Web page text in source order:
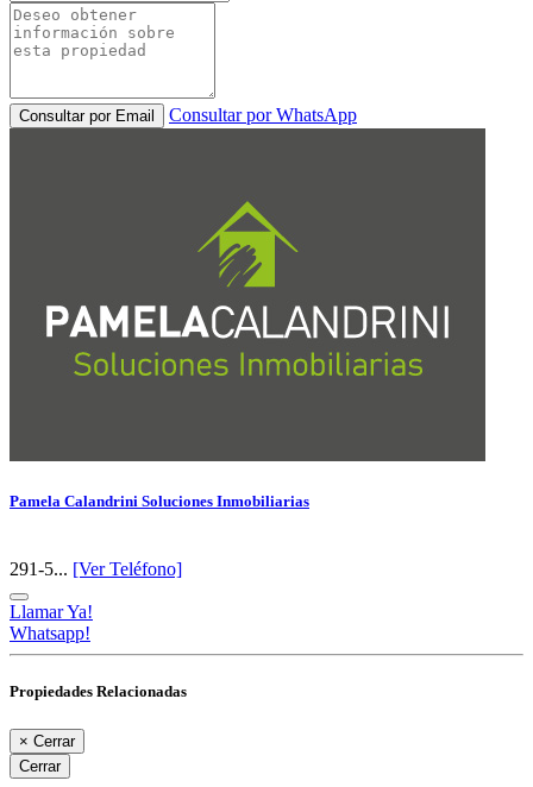
Consultar por Email Consultar por WhatsApp
Pamela Calandrini Soluciones Inmobiliarias
291-5... [Ver Teléfono]
Llamar Ya!
Whatsapp!
Propiedades Relacionadas
× Cerrar
Cerrar